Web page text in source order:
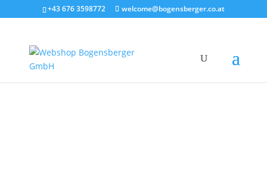
+43 676 3598772 welcome@bogensberger.co.at